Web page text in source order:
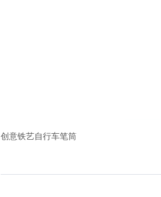
创意铁艺自行车笔筒